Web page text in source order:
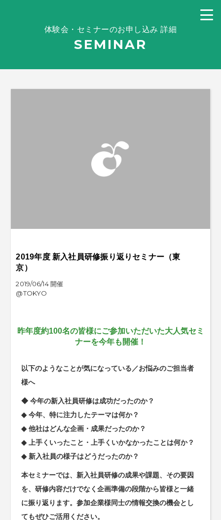
体験会・セミナーのお申し込み 詳細
SEMINAR
2019年度 新入社員研修振り返りセミナー（東
京）
2019/06/14 開催
@TOKYO
昨年度約100名の皆様にご参加いただいた大人気セミ
ナーを今年も開催！
以下のようなことが気になっている／お悩みのご担当者
様へ
◆ 今年の新入社員研修は成功だったのか？
◆ 今年、特に注力したテーマは何か？
◆ 他社はどんな企画・成果だったのか？
◆ 上手くいったこと・上手くいかなかったことは何か？
◆ 新入社員の様子はどうだったのか？
本セミナーでは、新入社員研修の成果や課題、その要因
を、研修内容だけでなく企画準備の段階から皆様と一緒
に振り返ります。参加企業様同士の情報交換の機会とし
てもぜひご活用ください。